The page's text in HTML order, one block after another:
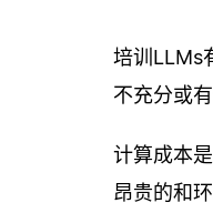
培训LLMs
不充分或
计算成本
昂贵的和